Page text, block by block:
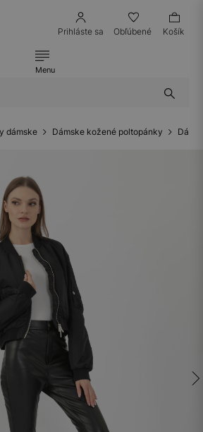
Prihláste sa Obľúbené Košík
Menu
dámske Dámske kožené poltopánky